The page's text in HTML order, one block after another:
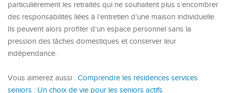
particulièrement les retraités qui ne souhaitent plus s’encombrer
des responsabilités liées à l’entretien d’une maison individuelle.
Ils peuvent alors profiter d’un espace personnel sans la
pression des tâches domestiques et conserver leur
indépendance.
Vous aimerez aussi : Comprendre les résidences services
seniors : Un choix de vie pour les seniors actifs